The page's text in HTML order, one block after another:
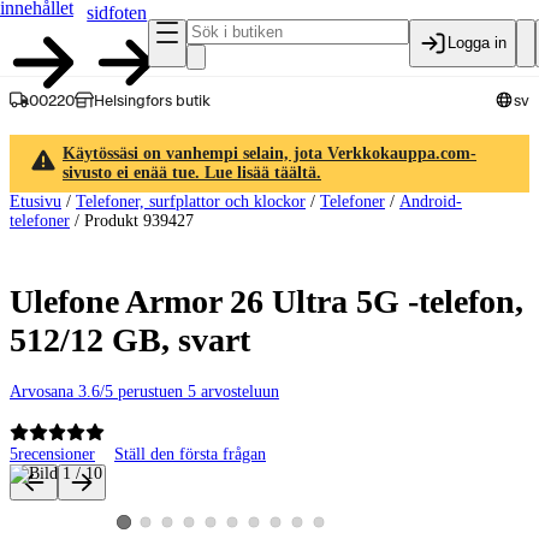
innehållet
sidfoten
Logga in
00220 Helsingfors butik sv
Käytössäsi on vanhempi selain, jota Verkkokauppa.com-
sivusto ei enää tue. Lue lisää täältä.
Etusivu / Telefoner, surfplattor och klockor / Telefoner / Android-
telefoner / Produkt 939427
Ulefone Armor 26 Ultra 5G -telefon,
512/12 GB, svart
Arvosana 3.6/5 perustuen 5 arvosteluun
5recensioner Ställ den första frågan
Produktbilder och videor
Visa produktbild 1
Visa produktbild 2
Visa produktbild 3
Visa produktbild 4
Visa produktbild 5
Visa produktbild 6
Visa produktbild 7
Visa produktbild 8
Visa produktbild 9
Visa produktbild 10